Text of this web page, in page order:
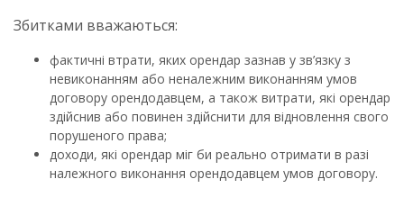
Збитками вважаються:
фактичні втрати, яких орендар зазнав у зв’язку з
невиконанням або неналежним виконанням умов
договору орендодавцем, а також витрати, які орендар
здійснив або повинен здійснити для відновлення свого
порушеного права;
доходи, які орендар міг би реально отримати в разі
належного виконання орендодавцем умов договору.